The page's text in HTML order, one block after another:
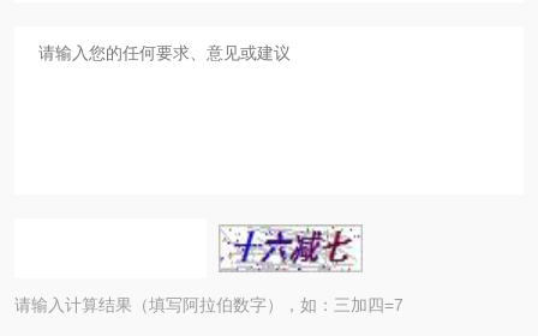
请输入计算结果（填写阿拉伯数字），如：三加四=7